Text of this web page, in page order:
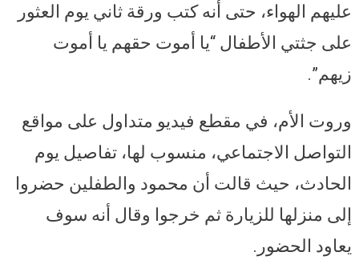
عليهم الهواء، حتى أنه كتب ورقة ثاني يوم العثور
على جثتي الأطفال “يا أموت حقهم يا أموت
زيهم”.
وروت الأم، في مقطع فيديو متداول على مواقع
التواصل الاجتماعي، منسوب لها، تفاصيل يوم
الحادث، حيث قالت أن محمود والطفلين حضروا
إلى منزلها للزيارة ثم خرجوا وقال أنه سوف
يعاود الحضور.